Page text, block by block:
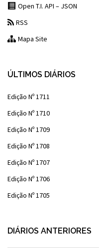
Open T.I. API – JSON
RSS
Mapa Site
ÚLTIMOS DIÁRIOS
Edição Nº 1711
Edição Nº 1710
Edição Nº 1709
Edição Nº 1708
Edição Nº 1707
Edição Nº 1706
Edição Nº 1705
DIÁRIOS ANTERIORES